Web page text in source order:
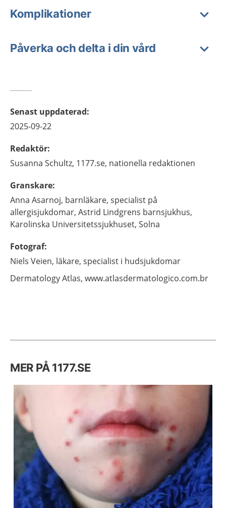
Komplikationer
Påverka och delta i din vård
Senast uppdaterad:
2025-09-22
Redaktör:
Susanna Schultz, 1177.se, nationella redaktionen
Granskare:
Anna Asarnoj, barnläkare, specialist på
allergisjukdomar, Astrid Lindgrens barnsjukhus,
Karolinska Universitetssjukhuset, Solna
Fotograf:
Niels Veien, läkare, specialist i hudsjukdomar
Dermatology Atlas, www.atlasdermatologico.com.br
MER PÅ 1177.SE